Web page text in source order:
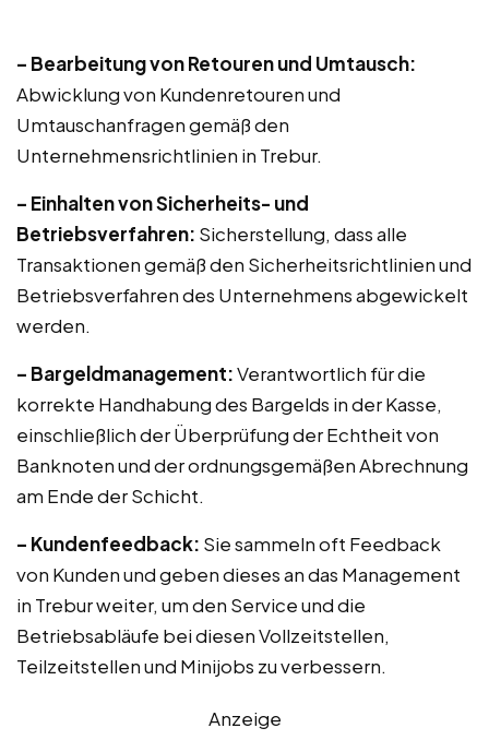
– Bearbeitung von Retouren und Umtausch:
Abwicklung von Kundenretouren und
Umtauschanfragen gemäß den
Unternehmensrichtlinien in Trebur.
– Einhalten von Sicherheits- und
Betriebsverfahren: Sicherstellung, dass alle
Transaktionen gemäß den Sicherheitsrichtlinien und
Betriebsverfahren des Unternehmens abgewickelt
werden.
– Bargeldmanagement:Verantwortlich für die
korrekte Handhabung des Bargelds in der Kasse,
einschließlich der Überprüfung der Echtheit von
Banknoten und der ordnungsgemäßen Abrechnung
am Ende der Schicht.
– Kundenfeedback: Sie sammeln oft Feedback
von Kunden und geben dieses an das Management
in Trebur weiter, um den Service und die
Betriebsabläufe bei diesen Vollzeitstellen,
Teilzeitstellen und Minijobs zu verbessern.
Anzeige